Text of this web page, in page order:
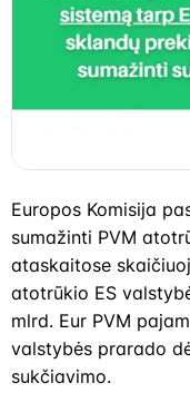
Europos Komisija
sumažinti PVM
ataskaitose
atotrūkio ES
mlrd. Eur PVM
valstybės prarado
sukčiavimo.